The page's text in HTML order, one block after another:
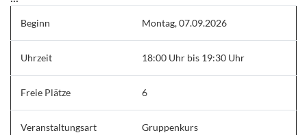
Beginn Montag, 07.09.2026
Uhrzeit 18:00 Uhr bis 19:30 Uhr
Freie Plätze 6
Veranstaltungsart Gruppenkurs